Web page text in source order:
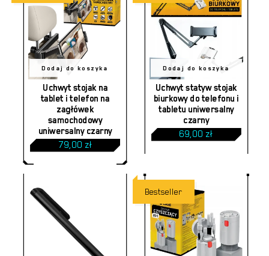
Dodaj do koszyka
Uchwyt stojak na
tablet i telefon na
zagłówek
samochodowy
uniwersalny czarny
79,00 zł
Dodaj do koszyka
Uchwyt statyw stojak
biurkowy do telefonu i
tabletu uniwersalny
czarny
69,00zł
Bestseller